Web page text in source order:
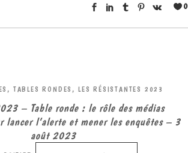
0
TABLES RONDES , LES RÉSISTANTES 2023
– Table ronde : le rôle des médias
lancer l’alerte et mener les enquêtes – 3
août 2023